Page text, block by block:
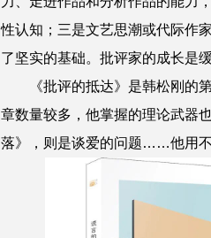
性认知；三是文艺思潮或代际作
了坚实的基础。批评家的成长是
《批评的抵达》是韩松刚的
章数量较多，他掌握的理论武器
落》，则是谈爱的问题……他用不